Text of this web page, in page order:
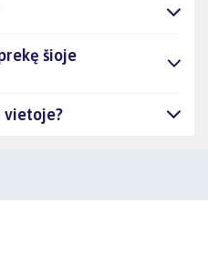
šioje
vietoje?